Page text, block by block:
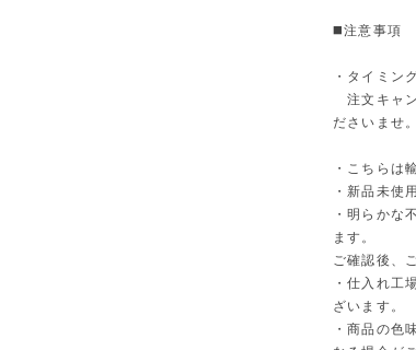
◼️注意事項
・タイミン
注文キャ
ださいませ。
・こちらは
・新品未使
・明らかな
ます。
ご確認後、
・仕入れ工
ざいます。
・商品の色